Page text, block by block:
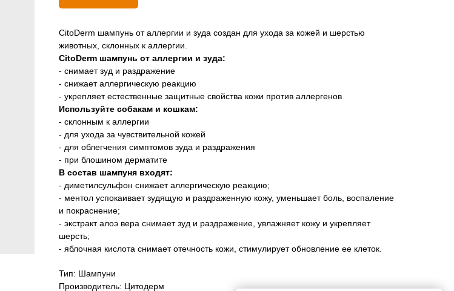
CitoDerm шампунь от аллергии и зуда создан для ухода за кожей и шерстью
животных, склонных к аллергии.
CitoDerm шампунь от аллергии и зуда:
- снимает зуд и раздражение
- снижает аллергическую реакцию
- укрепляет естественные защитные свойства кожи против аллергенов
Используйте собакам и кошкам:
- склонным к аллергии
- для ухода за чувствительной кожей
- для облегчения симптомов зуда и раздражения
- при блошином дерматите
В состав шампуня входят:
- диметилсульфон снижает аллергическую реакцию;
- ментол успокаивает зудящую и раздраженную кожу, уменьшает боль, воспаление
и покраснение;
- экстракт алоэ вера снимает зуд и раздражение, увлажняет кожу и укрепляет
шерсть;
- яблочная кислота снимает отечность кожи, стимулирует обновление ее клеток.
Тип: Шампуни
Производитель: Цитодерм